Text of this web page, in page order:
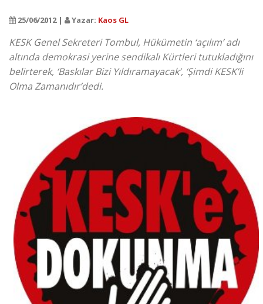
25/06/2012 | Yazar: Kaos GL
KESK Genel Sekreteri Tombul, Hükümetin ‘açılım’ adı
altında demokrasi yerine sendikalı Kürtleri tutukladığını
belirterek, ‘Baskılar Bizi Yıldıramayacak’, ‘Şimdi KESK’li
Olma Zamanıdır’dedi.